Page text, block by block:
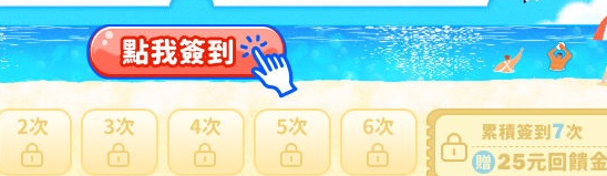
S管理79665 H19 レクサス LS460 USF40】★後期 右 ドアミ
ラー 16P+2Pカプラー★後期仕様車外しの為,ブラインドスポ
ット以外は 正常動作品
更多此賣家商品
16,500円
NT3570元